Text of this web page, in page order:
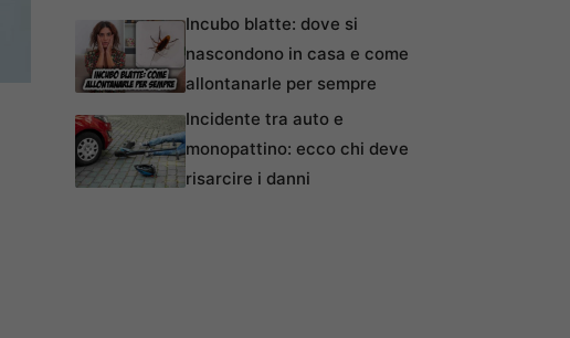
Incubo blatte: dove si
nascondono in casa e come
allontanarle per sempre
Incidente tra auto e
monopattino: ecco chi deve
risarcire i danni